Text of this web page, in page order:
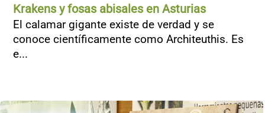
Krakens y fosas abisales en Asturias
El calamar gigante existe de verdad y se
conoce científicamente como Architeuthis. Es
e...